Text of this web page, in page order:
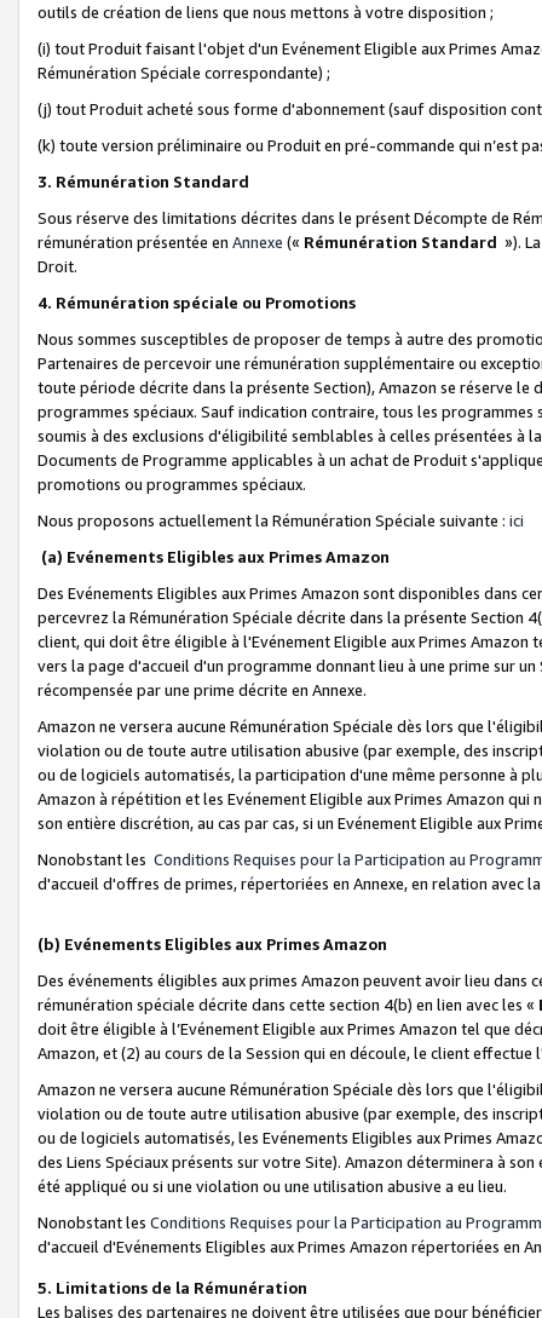
outils de création de liens que nous mettons à votre disposition ;
(i) tout Produit faisant l'objet d'un Evénement Eligible aux Primes
Rémunération Spéciale correspondante) ;
(j) tout Produit acheté sous forme d'abonnement (sauf disposition
(k) toute version préliminaire ou Produit en pré-commande qui n’est
3. Rémunération Standard
Sous réserve des limitations décrites dans le présent Décompte de
rémunération présentée en Annexe (« Rémunération Standard »).
Droit.
4. Rémunération spéciale ou Promotions
Nous sommes susceptibles de proposer de temps à autre des
Partenaires de percevoir une rémunération supplémentaire ou
toute période décrite dans la présente Section), Amazon se réserve
programmes spéciaux. Sauf indication contraire, tous les
soumis à des exclusions d'éligibilité semblables à celles présentées à
Documents de Programme applicables à un achat de Produit
promotions ou programmes spéciaux.
Nous proposons actuellement la Rémunération Spéciale suivante : ici
(a) Evénements Eligibles aux Primes Amazon
Des Evénements Eligibles aux Primes Amazon sont disponibles dans
percevrez la Rémunération Spéciale décrite dans la présente Section
client, qui doit être éligible à l'Evénement Eligible aux Primes Amazon
vers la page d'accueil d'un programme donnant lieu à une prime sur
récompensée par une prime décrite en Annexe.
Amazon ne versera aucune Rémunération Spéciale dès lors que
violation ou de toute autre utilisation abusive (par exemple, des
ou de logiciels automatisés, la participation d'une même personne à
Amazon à répétition et les Evénement Eligible aux Primes Amazon qui
son entière discrétion, au cas par cas, si un Evénement Eligible aux
Nonobstant les Conditions Requises pour la Participation au
d'accueil d'offres de primes, répertoriées en Annexe, en relation avec
(b) Evénements Eligibles aux Primes Amazon
Des événements éligibles aux primes Amazon peuvent avoir lieu dans
rémunération spéciale décrite dans cette section 4(b) en lien avec les «
doit être éligible à l’Evénement Eligible aux Primes Amazon tel que
Amazon, et (2) au cours de la Session qui en découle, le client
Amazon ne versera aucune Rémunération Spéciale dès lors que
violation ou de toute autre utilisation abusive (par exemple, des
ou de logiciels automatisés, les Evénements Eligibles aux Primes
des Liens Spéciaux présents sur votre Site). Amazon déterminera à
été appliqué ou si une violation ou une utilisation abusive a eu lieu.
Nonobstant les Conditions Requises pour la Participation au
d'accueil d'Evénements Eligibles aux Primes Amazon répertoriées en
5. Limitations de la Rémunération
Les balises des partenaires ne doivent être utilisées que pour